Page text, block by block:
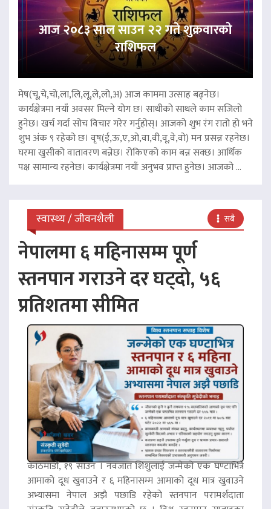
आज २०८३ साल साउन २२ गते शुक्रवारको
राशिफल
मेष(चू,चे,चो,ला,लि,लू,ले,लो,अ) आज काममा उत्साह बढ्नेछ।
कार्यक्षेत्रमा नयाँ अवसर मिल्ने योग छ। साथीको साथले काम सजिलो
हुनेछ। खर्च गर्दा सोच विचार गरेर गर्नुहोस्। आजको शुभ रंग रातो हो भने
शुभ अंक ९ रहेको छ। वृष(ई,ऊ,ए,ओ,वा,वी,वू,वे,वो) मन प्रसन्न रहनेछ।
घरमा खुसीको वातावरण बन्नेछ। रोकिएको काम बन्न सक्छ। आर्थिक
पक्ष सामान्य रहनेछ। कार्यक्षेत्रमा नयाँ अनुभव प्राप्त हुनेछ। आजको ...
स्वास्थ्य / जीवनशैली सबै
नेपालमा ६ महिनासम्म पूर्ण
स्तनपान गराउने दर घट्दो, ५६
प्रतिशतमा सीमित
काठमाडौं, १९ साउन । नवजात शिशुलाई जन्मेको एक घण्टाभित्रै
आमाको दूध खुवाउने र ६ महिनासम्म आमाको दूध मात्र खुवाउने
अभ्यासमा नेपाल अझै पछाडि रहेको स्तनपान परामर्शदाता